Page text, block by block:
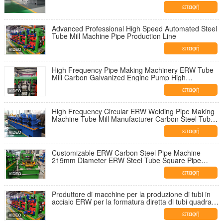
επαφή
Advanced Professional High Speed Automated Steel
Tube Mill Machine Pipe Production Line
επαφή
High Frequency Pipe Making Machinery ERW Tube
Mill Carbon Galvanized Engine Pump High
Productivity Pipe Carbon Steel Tube Mill Machine
επαφή
High Frequency Circular ERW Welding Pipe Making
Machine Tube Mill Manufacturer Carbon Steel Tube
επαφή
Customizable ERW Carbon Steel Pipe Machine
219mm Diameter ERW Steel Tube Square Pipe
Making Machine Pipe End Forming Square Machine
επαφή
Produttore di macchine per la produzione di tubi in
acciaio ERW per la formatura diretta di tubi quadrati
επαφή